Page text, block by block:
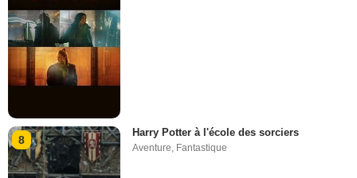
8
Harry Potter à l'école des sorciers
Aventure Fantastique